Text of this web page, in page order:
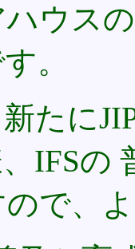
ウス
。
たに
IFSの
で、